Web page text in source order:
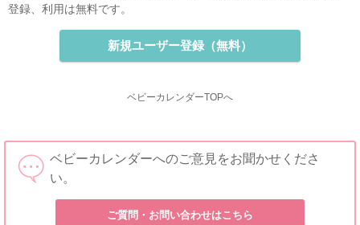
登録、利用は無料です。
新規ユーザー登録（無料）
ベビーカレンダーTOPへ
ベビーカレンダーへのご意見をお聞かせくださ
い。
ご質問・お問い合わせはこちら